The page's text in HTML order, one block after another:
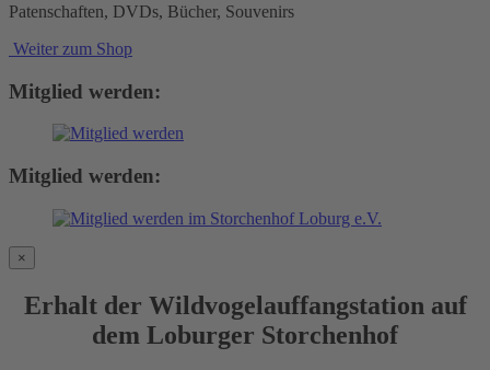
Patenschaften, DVDs, Bücher, Souvenirs
Weiter zum Shop
Mitglied werden:
Mitglied werden:
×
Erhalt der Wildvogelauffangstation auf
dem Loburger Storchenhof